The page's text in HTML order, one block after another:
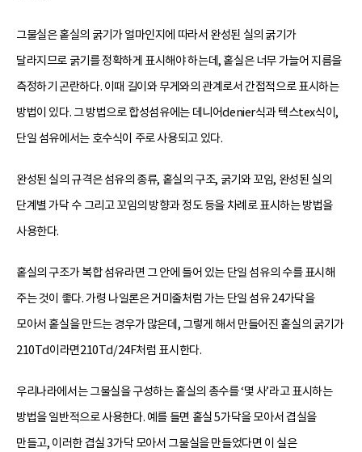
그물실은 홑실의 굵기가 얼마인지에 따라서 완성된 실의 굵기가
달라지므로 굵기를 정확하게 표시해야 하는데, 홑실은 너무 가늘어 지름을
측정하기 곤란하다. 이때 길이와 무게와의 관계로서 간접적으로 표시하는
방법이 있다. 그 방법으로 합성섬유에는 데니어denier식과 텍스tex식이,
단일 섬유에서는 호수식이 주로 사용되고 있다.
완성된 실의 규격은 섬유의 종류, 홑실의 구조, 굵기와 꼬임, 완성된 실의
단계별 가닥 수 그리고 꼬임의 방향과 정도 등을 차례로 표시하는 방법을
사용한다.
홑실의 구조가 복합 섬유라면 그 안에 들어 있는 단일 섬유의 수를 표시해
주는 것이 좋다. 가령 나일론은 거미줄처럼 가는 단일 섬유 24가닥을
모아서 홑실을 만드는 경우가 많은데, 그렇게 해서 만들어진 홑실의 굵기가
210Td이라면210Td/24F처럼 표시한다.
우리나라에서는 그물실을 구성하는 홑실의 총수를 ‘몇 사’라고 표시하는
방법을 일반적으로 사용한다. 예를 들면 홑실 5가닥을 모아서 겹실을
만들고, 이러한 겹실 3가닥 모아서 그물실을 만들었다면 이 실은